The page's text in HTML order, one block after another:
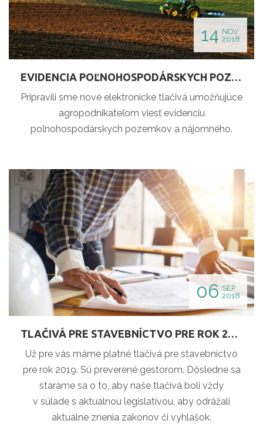
14 NOV
2018
EVIDENCIA POĽNOHOSPODÁRSKYCH POZEMKOV A NÁJOMNÉHO
Pripravili sme nové elektronické tlačivá umožňujúce
agropodnikateľom viesť evidenciu
poľnohospodárskych pozemkov a nájomného.
06 SEP
2018
TLAČIVÁ PRE STAVEBNÍCTVO PRE ROK 2019
Už pre vás máme platné tlačivá pre stavebníctvo
pre rok 2019. Sú preverené gestorom. Dôsledne sa
staráme sa o to, aby naše tlačivá boli vždy
v súlade s aktuálnou legislatívou, aby odrážali
aktuálne znenia zákonov či vyhlášok.